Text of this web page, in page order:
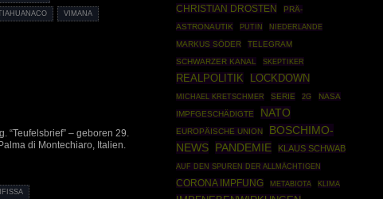
VIMANA
“Teufelsbrief” – geboren 29.
di Montechiaro, Italien.
CHRISTIAN DROSTEN
PRÄ-
ASTRONAUTIK
PUTIN NIEDERLANDE
MARKUS SÖDER
TELEGRAM
SCHWARZER KANAL
SKEPTIKER
REALPOLITIK LOCKDOWN
MICHAEL KRETSCHMER SERIE 2G
NASA
IMPFGESCHÄDIGTE
NATO
EUROPÄISCHE UNION
BOSCHIMO-
NEWS PANDEMIE KLAUS SCHWAB
AUF DEN SPUREN DER ALLMÄCHTIGEN
CORONA IMPFUNG METABIOTA KLIMA